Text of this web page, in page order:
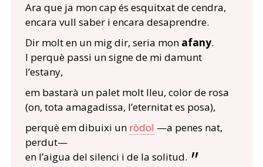
Ara que ja mon cap és esquitxat de cendra,
encara vull saber i encara desaprendre.
Dir molt en un mig dir, seria mon afany.
I perquè passi un signe de mi damunt
l’estany,
em bastarà un palet molt lleu, color de rosa
(on, tota amagadissa, l’eternitat es posa),
perquè em dibuixi un ròdol —a penes nat,
perdut—
en l’aigua del silenci i de la solitud.